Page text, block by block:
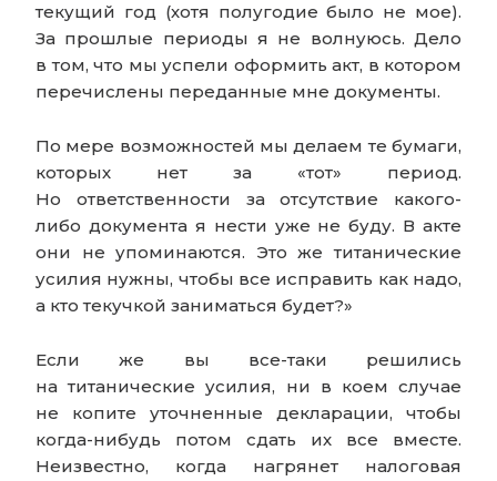
текущий год (хотя полугодие было не мое).
За прошлые периоды я не волнуюсь. Дело
в том, что мы успели оформить акт, в котором
перечислены переданные мне документы.
По мере возможностей мы делаем те бумаги,
которых нет за «тот» период.
Но ответственности за отсутствие какого-
либо документа я нести уже не буду. В акте
они не упоминаются. Это же титанические
усилия нужны, чтобы все исправить как надо,
а кто текучкой заниматься будет?»
Если же вы все-таки решились
на титанические усилия, ни в коем случае
не копите уточненные декларации, чтобы
когда-нибудь потом сдать их все вместе.
Неизвестно, когда нагрянет налоговая